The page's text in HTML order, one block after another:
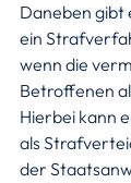
Daneben gibt
ein
wenn die
Betroffenen
Hierbei kann
als
der